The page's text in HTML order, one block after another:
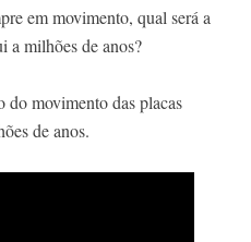
em movimento, qual será a
a milhões de anos?
do movimento das placas
de anos.